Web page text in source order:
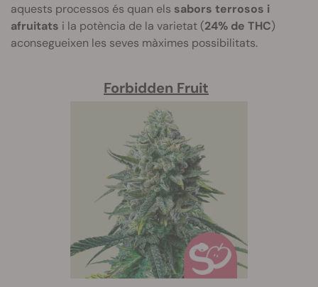
aquests processos és quan els sabors terrosos i
afruitats i la potència de la varietat (24% de THC)
aconsegueixen les seves màximes possibilitats.
Forbidden Fruit